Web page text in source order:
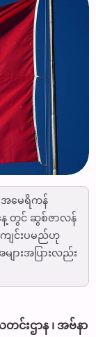
အမေရိကန်
နေ့ တွင် ဆွစ်ဇာလန်
ကျင်းပမည်ဟု
ျားအပြားလည်း
ဌာန ၊ အဗ်နာ